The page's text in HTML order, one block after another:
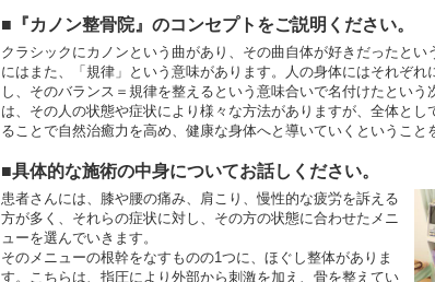
■『カノン整骨院』のコンセプトをご説明ください。
クラシックにカノンという曲があり、その曲自体が好きだったとい
にはまた、「規律」という意味があります。人の身体にはそれぞ
し、そのバランス＝規律を整えるという意味合いで名付けたという
は、その人の状態や症状により様々な方法がありますが、全体とし
ることで自然治癒力を高め、健康な身体へと導いていくということ
■具体的な施術の中身についてお話しください。
患者さんには、膝や腰の痛み、肩こり、慢性的な疲労を訴える
方が多く、それらの症状に対し、その方の状態に合わせたメニ
ューを選んでいきます。
そのメニューの根幹をなすものの1つに、ほぐし整体がありま
す。こちらは、指圧により外部から刺激を加え、骨を整えてい